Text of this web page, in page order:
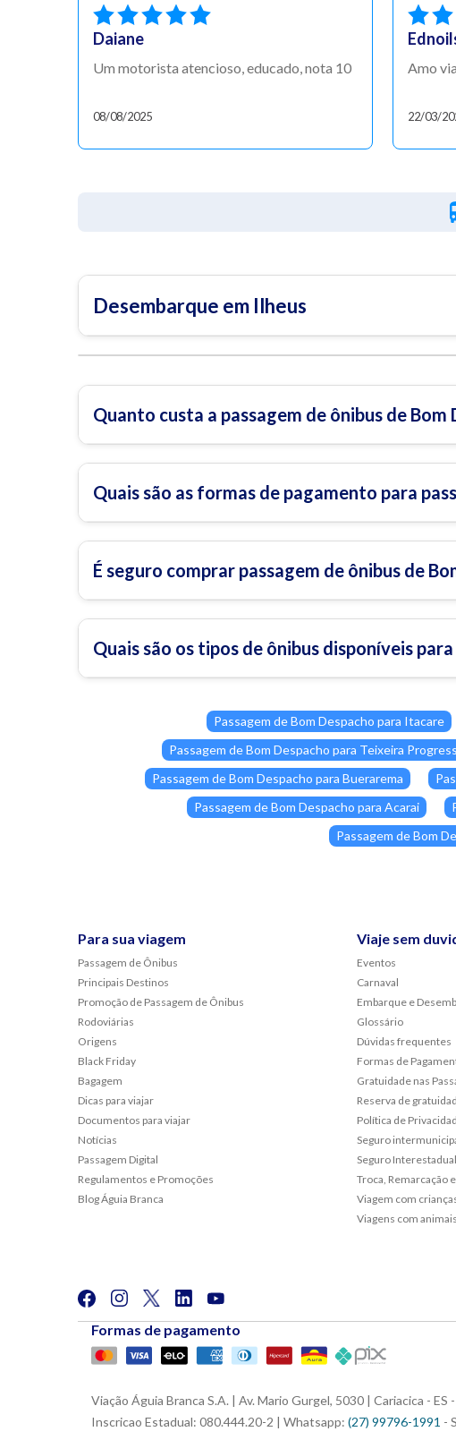
Daiane
Um motorista atencioso, educado, nota 10
08/08/2025
Amo
22/03/
Desembarque em Ilheus
Quanto custa a passagem de ônibus de Bom
Quais são as formas de pagamento para
É seguro comprar passagem de ônibus de
Quais são os tipos de ônibus disponíveis
Passagem de Bom Despacho para Itacare
Passagem de Bom Despacho para Teixeira
Passagem de Bom Despacho para Buerarema
Passagem de Bom Despacho para Acarai
Passagem de Bom
Para sua viagem
Passagem de Ônibus
Principais Destinos
Promoção de Passagem de Ônibus
Rodoviárias
Origens
Black Friday
Bagagem
Dicas para viajar
Documentos para viajar
Notícias
Passagem Digital
Regulamentos e Promoções
Blog Águia Branca
Viaje sem
Eventos
Carnaval
Embarque e
Glossário
Dúvidas frequentes
Formas de
Gratuidade nas
Reserva de
Política de
Seguro
Seguro
Troca, Remarcação
Viagem com
Viagens com animais
Formas de pagamento
Viação Águia Branca S.A. | Av. Mario Gurgel, 5030 | Cariacica -
Inscricao Estadual: 080.444.20-2 | Whatsapp: (27) 99796-1991 -